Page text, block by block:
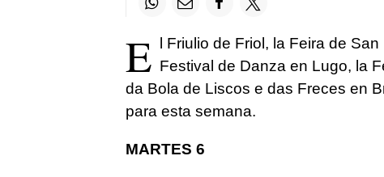
E l Friulio de Friol, la Feira de
Festival de Danza en Lugo, la
da Bola de Liscos e das Freces en
para esta semana.
MARTES 6